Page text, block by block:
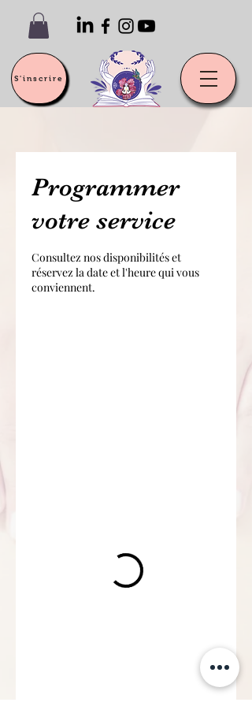
S'inscrire
Programmer
votre service
Consultez nos disponibilités et
réservez la date et l'heure qui vous
conviennent.